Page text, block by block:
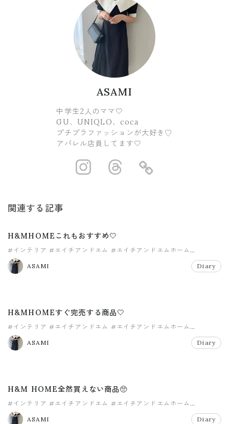
ASAMI
中学生2人のママ🤍
GU、UNIQLO、coca
プチプラファッションが大好き♡
アパレル店員してます🤍
https://https://
関連する記事
H&MHOMEこれもおすすめ🤍
#インテリア #エイチアンドエム #エイチアンドエムホーム
#マイホーム
ASAMI
Diary
H&MHOMEすぐ完売する商品🤍
#インテリア #エイチアンドエム #エイチアンドエムホーム
#マイホーム
ASAMI
Diary
H&M HOME全然買えない商品🥺
#インテリア #エイチアンドエム #エイチアンドエムホーム
#マイホーム
ASAMI
Diary